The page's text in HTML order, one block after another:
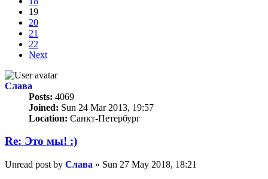
19
20
21
22
Next
Слава
Posts: 4069
Joined: Sun 24 Mar 2013, 19:57
Location: Санкт-Петербург
Re: Это мы! :)
Unread post by Слава » Sun 27 May 2018, 18:21